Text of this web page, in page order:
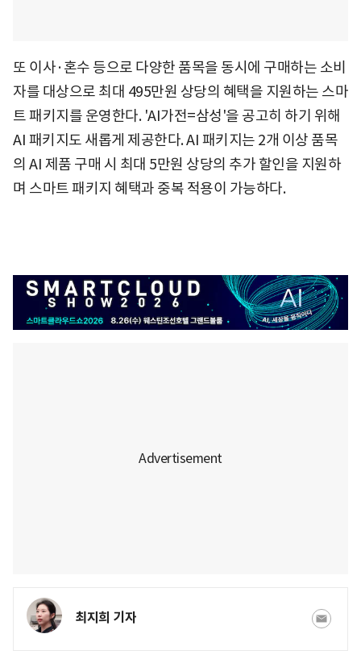
또 이사·혼수 등으로 다양한 품목을 동시에 구매하는 소비
자를 대상으로 최대 495만원 상당의 혜택을 지원하는 스마
트 패키지를 운영한다. 'AI가전=삼성'을 공고히 하기 위해
AI 패키지도 새롭게 제공한다. AI 패키지는 2개 이상 품목
의 AI 제품 구매 시 최대 5만원 상당의 추가 할인을 지원하
며 스마트 패키지 혜택과 중복 적용이 가능하다.
최지희 기자